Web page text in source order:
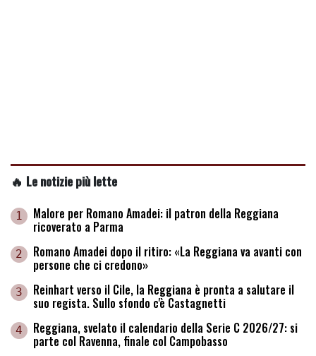
🔥 Le notizie più lette
1 Malore per Romano Amadei: il patron della Reggiana
ricoverato a Parma
2 Romano Amadei dopo il ritiro: «La Reggiana va avanti con
persone che ci credono»
3 Reinhart verso il Cile, la Reggiana è pronta a salutare il
suo regista. Sullo sfondo c'è Castagnetti
4 Reggiana, svelato il calendario della Serie C 2026/27: si
parte col Ravenna, finale col Campobasso